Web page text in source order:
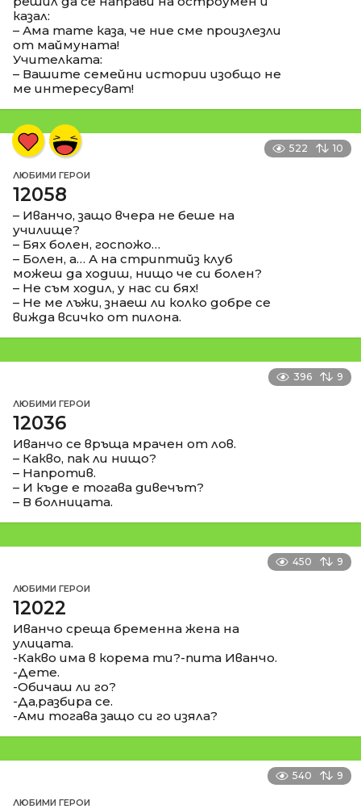
казал:
– Ама тате каза, че ние сме произлезли
от маймуната!
Учителката:
– Вашите семейни истории изобщо не
ме интересуват!
522 10
ЛЮБИМИ ГЕРОИ
12058
– Иванчо, защо вчера не беше на
училище?
– Бях болен, госпожо…
– Болен, а… А на стриптийз клуб
можеш да ходиш, нищо че си болен?
– Не съм ходил, у нас си бях!
– Не ме лъжи, знаеш ли колко добре се
вижда всичко от пилона.
396 9
ЛЮБИМИ ГЕРОИ
12036
Иванчо се връща мрачен от лов.
– Какво, пак ли нищо?
– Напротив.
– И къде е тогава дивечът?
– В болницата.
450 9
ЛЮБИМИ ГЕРОИ
12022
Иванчо среща бременна жена на
улицата.
-Какво има в корема ти?-пита Иванчо.
-Дете.
-Обичаш ли го?
-Да,разбира се.
-Ами тогава защо си го изяла?
540 9
ЛЮБИМИ ГЕРОИ